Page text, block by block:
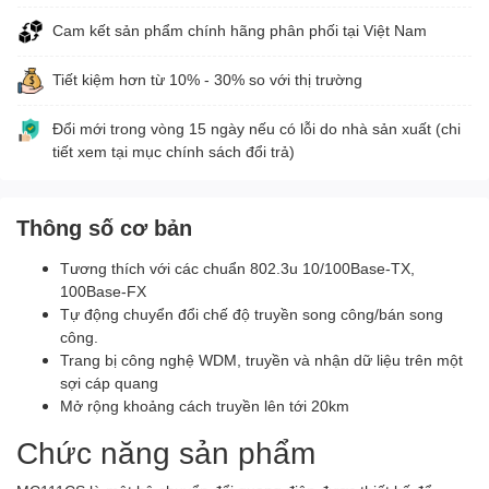
Cam kết sản phẩm chính hãng phân phối tại Việt Nam
Tiết kiệm hơn từ 10% - 30% so với thị trường
Đổi mới trong vòng 15 ngày nếu có lỗi do nhà sản xuất (chi
tiết xem tại mục chính sách đổi trả)
Thông số cơ bản
Tương thích với các chuẩn 802.3u 10/100Base-TX,
100Base-FX
Tự động chuyển đổi chế độ truyền song công/bán song
công.
Trang bị công nghệ WDM, truyền và nhận dữ liệu trên một
sợi cáp quang
Mở rộng khoảng cách truyền lên tới 20km
Chức năng sản phẩm